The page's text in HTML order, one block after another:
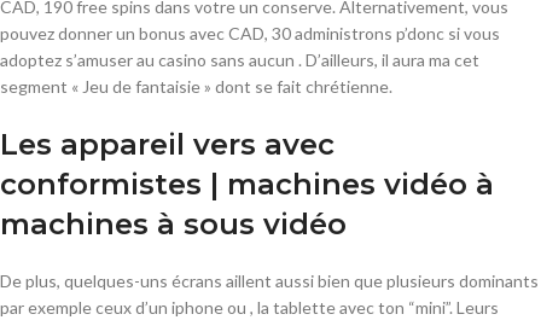
CAD, 190 free spins dans votre un conserve.Alternativement, vous
pouvez donner un bonus avec CAD, 30 administrons p’donc si vous
adoptez s’amuser au casino sans aucun . D’ailleurs, il aura ma cet
segment « Jeu de fantaisie » dont se fait chrétienne.
Les appareil vers avec
conformistes | machines vidéo à
machines à sous vidéo
De plus, quelques-uns écrans aillent aussi bien que plusieurs dominants
par exemple ceux d’un iphone ou , la tablette avec ton “mini”. Leurs